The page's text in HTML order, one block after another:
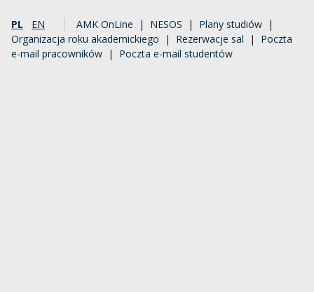
PL EN AMK OnLine | NESOS | Plany studiów |
Organizacja roku akademickiego | Rezerwacje sal | Poczta
e-mail pracowników | Poczta e-mail studentów